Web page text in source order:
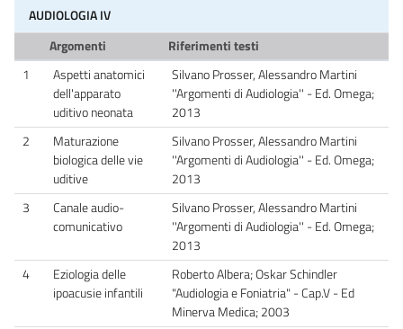
AUDIOLOGIA IV
Argomenti
Riferimenti testi
1
Aspetti anatomici
dell'apparato
uditivo neonata
Silvano Prosser, Alessandro Martini
''Argomenti di Audiologia'' - Ed. Omega;
2013
2
Maturazione
biologica delle vie
uditive
Silvano Prosser, Alessandro Martini
''Argomenti di Audiologia'' - Ed. Omega;
2013
3
Canale audio-
comunicativo
Silvano Prosser, Alessandro Martini
''Argomenti di Audiologia'' - Ed. Omega;
2013
4
Eziologia delle
ipoacusie infantili
Roberto Albera; Oskar Schindler
"Audiologia e Foniatria" - Cap.V - Ed
Minerva Medica; 2003